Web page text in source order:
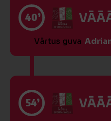
40’
Vārtus guva
54’